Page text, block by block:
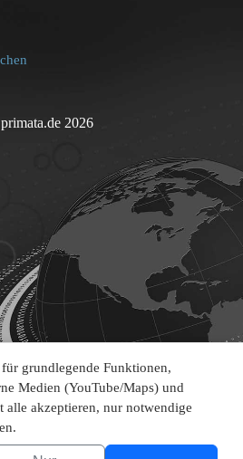
grundlegende Funktionen,
Medien (YouTube/Maps) und
alle akzeptieren, nur notwendige
2026